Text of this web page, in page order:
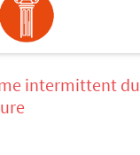
intermittent du